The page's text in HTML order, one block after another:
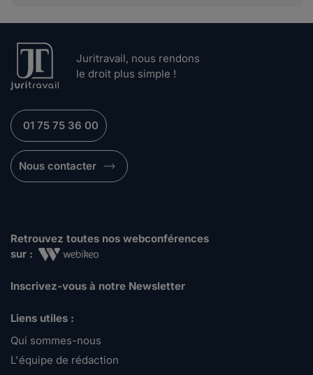
Juritravail, nous rendons
le droit plus simple !
01 75 75 36 00
Nous contacter
Retrouvez toutes nos webconférences
sur :
Inscrivez-vous à notre Newsletter
Liens utiles :
Qui sommes-nous
L'équipe de rédaction